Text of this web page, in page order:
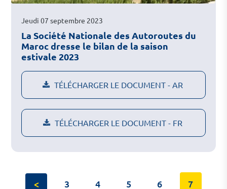
Jeudi 07 septembre 2023
La Société Nationale des Autoroutes du
Maroc dresse le bilan de la saison
estivale 2023
TÉLÉCHARGER LE DOCUMENT - AR
TÉLÉCHARGER LE DOCUMENT - FR
< 3 4 5 6 7